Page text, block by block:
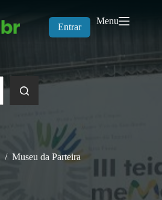
Entrar
Menu
/ Museu da Parteira